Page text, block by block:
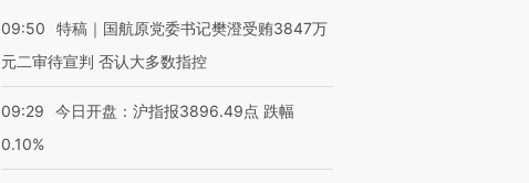
09:50
特稿｜国航原党委书记樊澄受贿3847万
元二审待宣判 否认大多数指控
09:29
今日开盘：沪指报3896.49点 跌幅
0.10%